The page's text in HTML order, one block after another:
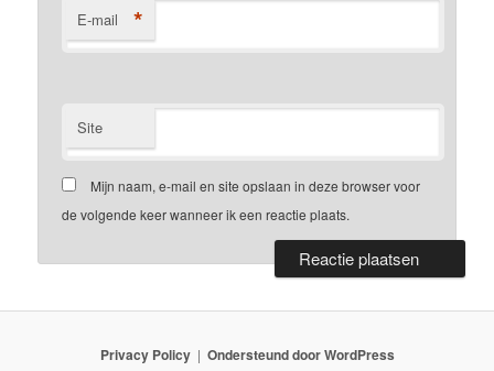
E-mail *
Site
Mijn naam, e-mail en site opslaan in deze browser voor
de volgende keer wanneer ik een reactie plaats.
Privacy Policy Ondersteund door WordPress